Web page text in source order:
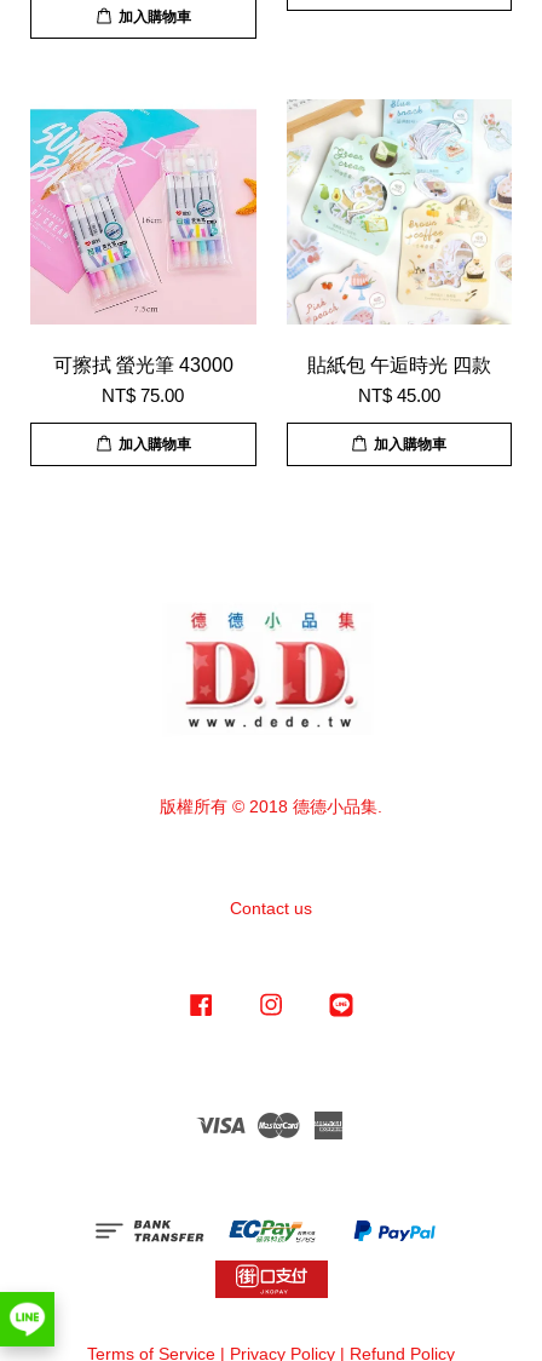
加入購物車
可擦拭 螢光筆 43000
NT$ 75.00
加入購物車
貼紙包 午逅時光 四款
NT$ 45.00
加入購物車
版權所有 © 2018 德德小品集.
Contact us
Facebook Instagram
Visa Master
Terms of Service | Privacy Policy | Refund Policy